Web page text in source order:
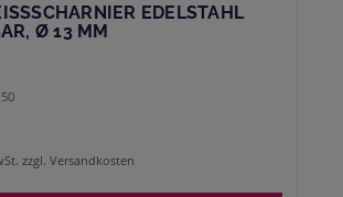
EDELSTAHL
Ø 13 MM
zzgl. Versandkosten